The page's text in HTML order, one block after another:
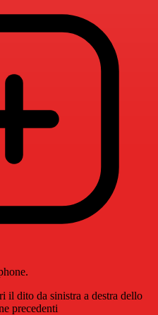
il dito da sinistra a destra dello
precedenti